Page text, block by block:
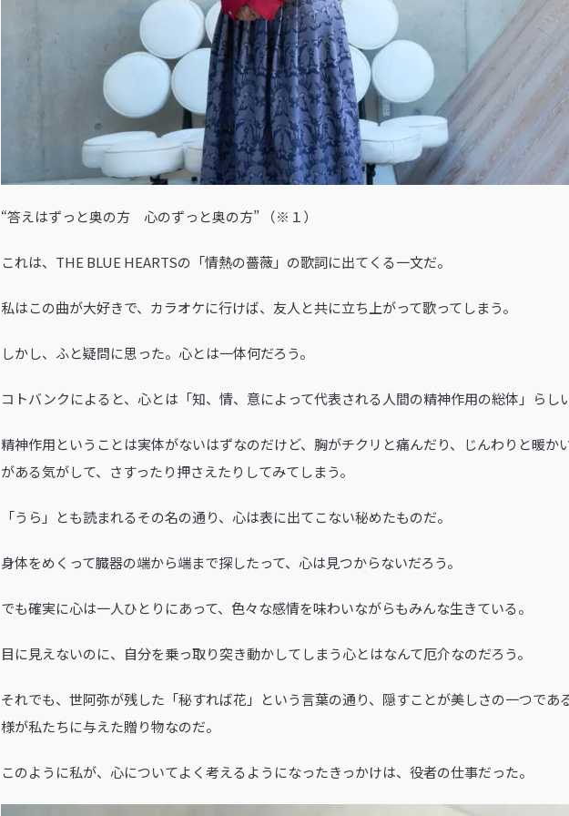
“答えはずっと奥の方 心のずっと奥の方” （※１）
これは、THE BLUE HEARTSの「情熱の薔薇」の歌詞に出てくる一文だ。
私はこの曲が大好きで、カラオケに行けば、友人と共に立ち上がって歌ってしまう。
しかし、ふと疑問に思った。心とは一体何だろう。
コトバンクによると、心とは「知、情、意によって代表される人間の精神作用の総体」らし
精神作用ということは実体がないはずなのだけど、胸がチクリと痛んだり、じんわりと暖か
がある気がして、さすったり押さえたりしてみてしまう。
「うら」とも読まれるその名の通り、心は表に出てこない秘めたものだ。
身体をめくって臓器の端から端まで探したって、心は見つからないだろう。
でも確実に心は一人ひとりにあって、色々な感情を味わいながらもみんな生きている。
目に見えないのに、自分を乗っ取り突き動かしてしまう心とはなんて厄介なのだろう。
それでも、世阿弥が残した「秘すれば花」という言葉の通り、隠すことが美しさの一つであ
様が私たちに与えた贈り物なのだ。
このように私が、心についてよく考えるようになったきっかけは、役者の仕事だった。